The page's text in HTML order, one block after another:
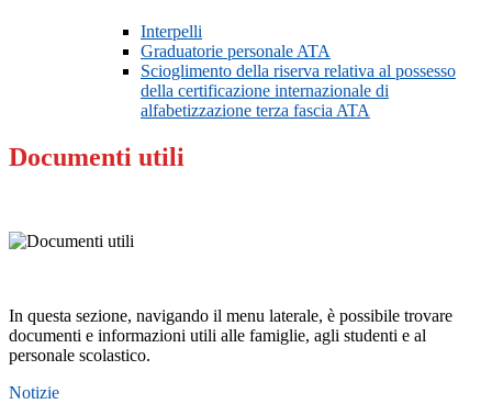
Interpelli
Graduatorie personale ATA
Scioglimento della riserva relativa al possesso
della certificazione internazionale di
alfabetizzazione terza fascia ATA
Documenti utili
In questa sezione, navigando il menu laterale, è possibile trovare
documenti e informazioni utili alle famiglie, agli studenti e al
personale scolastico.
Notizie